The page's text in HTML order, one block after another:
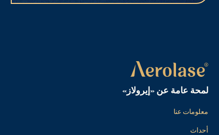
لمحة عامة عن «إيرولاز»
معلومات عنا
أحداث